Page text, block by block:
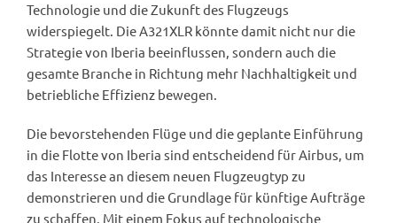
Technologie und die Zukunft des Flugzeugs
widerspiegelt. Die A321XLR könnte damit nicht nur die
Strategie von Iberia beeinflussen, sondern auch die
gesamte Branche in Richtung mehr Nachhaltigkeit und
betriebliche Effizienz bewegen.
Die bevorstehenden Flüge und die geplante Einführung
in die Flotte von Iberia sind entscheidend für Airbus, um
das Interesse an diesem neuen Flugzeugtyp zu
demonstrieren und die Grundlage für künftige Aufträge
zu schaffen. Mit einem Fokus auf technologische